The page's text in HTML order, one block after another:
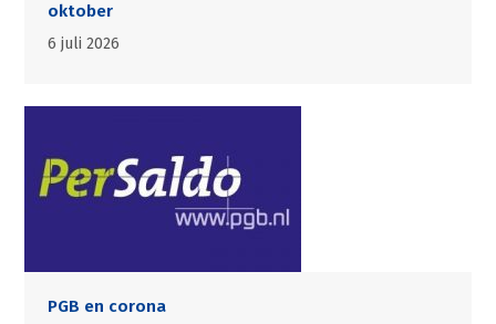
oktober
6 juli 2026
PGB en corona